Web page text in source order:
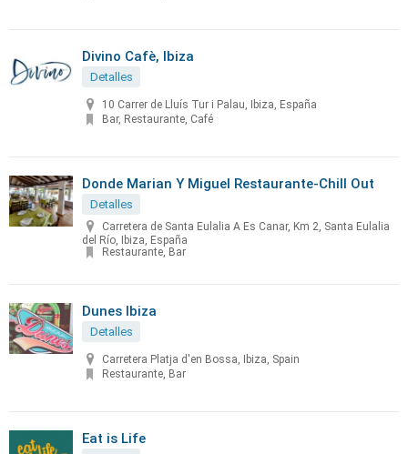
Divino Cafè, Ibiza
Detalles
10 Carrer de Lluís Tur i Palau, Ibiza, España
Bar, Restaurante, Café
Donde Marian Y Miguel Restaurante-Chill Out
Detalles
Carretera de Santa Eulalia A Es Canar, Km 2, Santa Eulalia
del Río, Ibiza, España
Restaurante, Bar
Dunes Ibiza
Detalles
Carretera Platja d'en Bossa, Ibiza, Spain
Restaurante, Bar
Eat is Life